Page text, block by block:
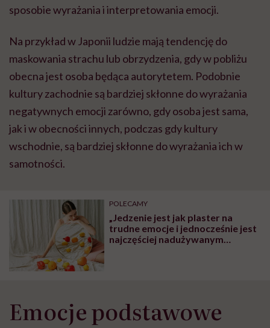
sposobie wyrażania i interpretowania emocji.
Na przykład w Japonii ludzie mają tendencję do
maskowania strachu lub obrzydzenia, gdy w pobliżu
obecna jest osoba będąca autorytetem. Podobnie
kultury zachodnie są bardziej skłonne do wyrażania
negatywnych emocji zarówno, gdy osoba jest sama,
jak i w obecności innych, podczas gdy kultury
wschodnie, są bardziej skłonne do wyrażania ich w
samotności.
POLECAMY
„Jedzenie jest jak plaster na
trudne emocje i jednocześnie jest
najczęściej nadużywanym
Emocje podstawowe